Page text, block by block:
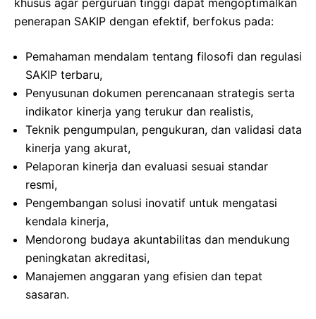
penerapan SAKIP dengan efektif, berfokus pada:
Pemahaman mendalam tentang filosofi dan regulasi
SAKIP terbaru,
Penyusunan dokumen perencanaan strategis serta
indikator kinerja yang terukur dan realistis,
Teknik pengumpulan, pengukuran, dan validasi data
kinerja yang akurat,
Pelaporan kinerja dan evaluasi sesuai standar
resmi,
Pengembangan solusi inovatif untuk mengatasi
kendala kinerja,
Mendorong budaya akuntabilitas dan mendukung
peningkatan akreditasi,
Manajemen anggaran yang efisien dan tepat
sasaran.